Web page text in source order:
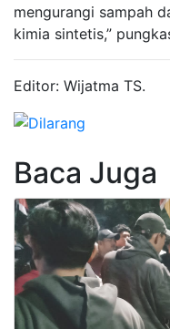
mengurangi sampah
kimia sintetis,”
Editor: Wijatma TS.
Baca Juga